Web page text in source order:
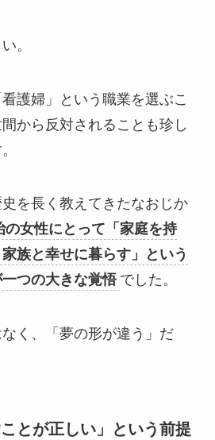
。
護婦」という職業を選ぶこ
から反対されることも珍し
を長く教えてきたなおじか
の女性にとって「家庭を持
族と幸せに暮らす」という
つの大きな覚悟 でした。
なく、「夢の形が違う」だ
ことが正しい」という前提